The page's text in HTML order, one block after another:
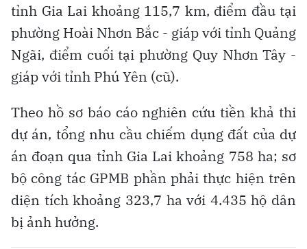
tỉnh Gia Lai khoảng 115,7 km, điểm đầu tại
phường Hoài Nhơn Bắc - giáp với tỉnh Quảng
Ngãi, điểm cuối tại phường Quy Nhơn Tây -
giáp với tỉnh Phú Yên (cũ).
Theo hồ sơ báo cáo nghiên cứu tiền khả thi
dự án, tổng nhu cầu chiếm dụng đất của dự
án đoạn qua tỉnh Gia Lai khoảng 758 ha; sơ
bộ công tác GPMB phần phải thực hiện trên
diện tích khoảng 323,7 ha với 4.435 hộ dân
bị ảnh hưởng.